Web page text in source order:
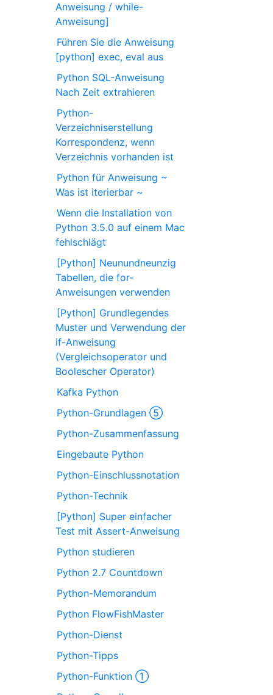
Anweisung / while-
Anweisung]
Führen Sie die Anweisung
[python] exec, eval aus
Python SQL-Anweisung
Nach Zeit extrahieren
Python-
Verzeichniserstellung
Korrespondenz, wenn
Verzeichnis vorhanden ist
Python für Anweisung ~
Was ist iterierbar ~
Wenn die Installation von
Python 3.5.0 auf einem Mac
fehlschlägt
[Python] Neunundneunzig
Tabellen, die for-
Anweisungen verwenden
[Python] Grundlegendes
Muster und Verwendung der
if-Anweisung
(Vergleichsoperator und
Boolescher Operator)
Kafka Python
Python-Grundlagen ⑤
Python-Zusammenfassung
Eingebaute Python
Python-Einschlussnotation
Python-Technik
[Python] Super einfacher
Test mit Assert-Anweisung
Python studieren
Python 2.7 Countdown
Python-Memorandum
Python FlowFishMaster
Python-Dienst
Python-Tipps
Python-Funktion ①